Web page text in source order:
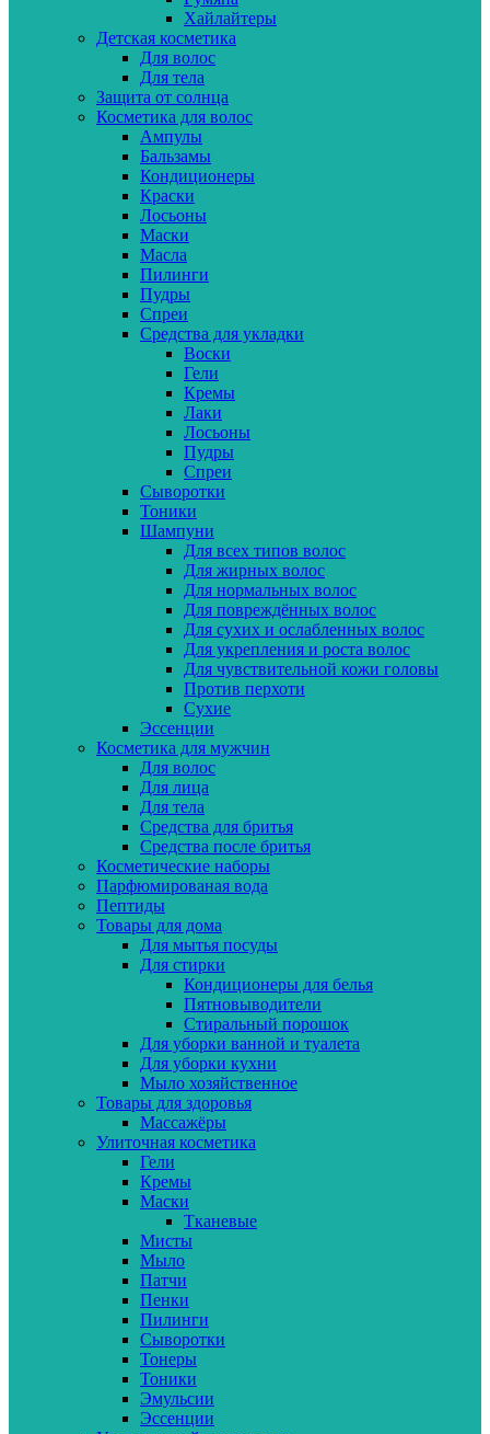
Хайлайтеры
Детская косметика
Для волос
Для тела
Защита от солнца
Косметика для волос
Ампулы
Бальзамы
Кондиционеры
Краски
Лосьоны
Маски
Масла
Пилинги
Пудры
Спреи
Средства для укладки
Воски
Гели
Кремы
Лаки
Лосьоны
Пудры
Спреи
Сыворотки
Тоники
Шампуни
Для всех типов волос
Для жирных волос
Для нормальных волос
Для повреждённых волос
Для сухих и ослабленных волос
Для укрепления и роста волос
Для чувствительной кожи головы
Против перхоти
Сухие
Эссенции
Косметика для мужчин
Для волос
Для лица
Для тела
Средства для бритья
Средства после бритья
Косметические наборы
Парфюмированая вода
Пептиды
Товары для дома
Для мытья посуды
Для стирки
Кондиционеры для белья
Пятновыводители
Стиральный порошок
Для уборки ванной и туалета
Для уборки кухни
Мыло хозяйственное
Товары для здоровья
Массажёры
Улиточная косметика
Гели
Кремы
Маски
Тканевые
Мисты
Мыло
Патчи
Пенки
Пилинги
Сыворотки
Тонеры
Тоники
Эмульсии
Эссенции